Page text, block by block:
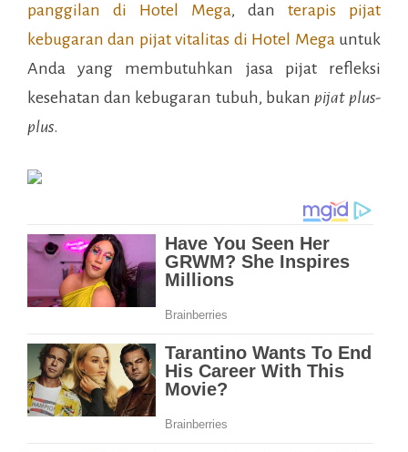
panggilan di Hotel Mega, dan terapis pijat
kebugaran dan pijat vitalitas di Hotel Megauntuk
Anda yang membutuhkan jasa pijat refleksi
kesehatan dan kebugaran tubuh, bukan pijat plus-
plus.